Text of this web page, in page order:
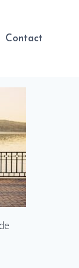
Contact